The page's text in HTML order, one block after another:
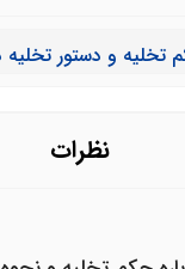
نظرات